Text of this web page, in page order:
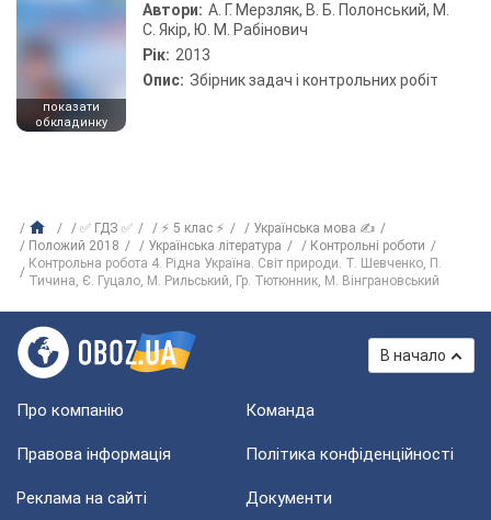
показати
обкладинку
Автори: А. Г. Мерзляк, В. Б. Полонський, М.
С. Якір, Ю. М. Рабінович
Рік: 2013
Опис: Збірник задач і контрольних робіт
✅ ГДЗ ✅ ⚡ 5 клас ⚡
Українська мова ✍
Положий 2018
Українська література
Контрольні роботи
Контрольна робота 4. Рідна Україна. Світ природи. Т. Шевченко, П.
Тичина, Є. Гуцало, М. Рильський, Гр. Тютюнник, М. Вінграновський
В начало
Про компанію Команда
Правова інформація Політика конфіденційності
Реклама на сайті Документи